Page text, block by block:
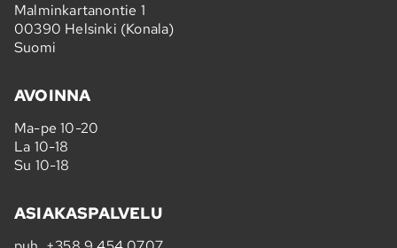
Malminkartanontie 1
00390 Helsinki (Konala)
Suomi
AVOINNA
Ma-pe 10-20
La 10-18
Su 10-18
ASIAKASPALVELU